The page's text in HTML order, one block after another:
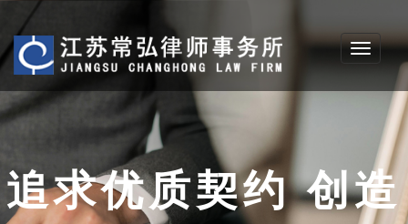
Toggle
优质契约 创造